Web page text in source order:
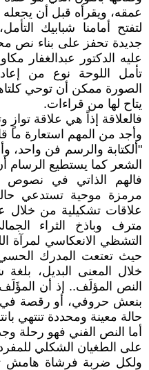
عمقه، ويقرأه قبل أن
لتفتح أمامنا شبابيك
جديدة تحفز على بناء نص
عليه الدكتور عبدالغفار
تأمل اللوحة نوع من
الصورة ممكن أن توحي
يتاح لها من قراءات.
فالعلاقة إذاً هي علاقة توازٍ
وأجد من المهم استعارة ما
"ألكتابة والرسم فن واحد،
الشعر كما يستطيع
فالهم الذاتي في نصوص
مرمزة موحية تستدعي
علاقات تشكيلية من خلال
مترف وباذخ الثراء
التشظي الانعكاسي لمرآة
حيث تعتعت المدرك
خلال المعنى البديل،
النص المؤلَف.. إذ أن
بنعش حروفي، أو رقصة في
حالة معينة ومحددة تنتهي
أما النص الفني فهو رحلة
على الطغيان الشكلي
ولكل ضربة فرشاة هامش